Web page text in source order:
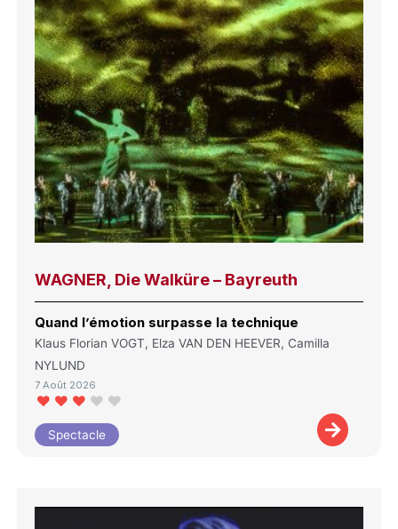
WAGNER, Die Walküre – Bayreuth
Quand l’émotion surpasse la technique
Klaus Florian VOGT, Elza VAN DEN HEEVER, Camilla
NYLUND
7 Août 2026
Spectacle